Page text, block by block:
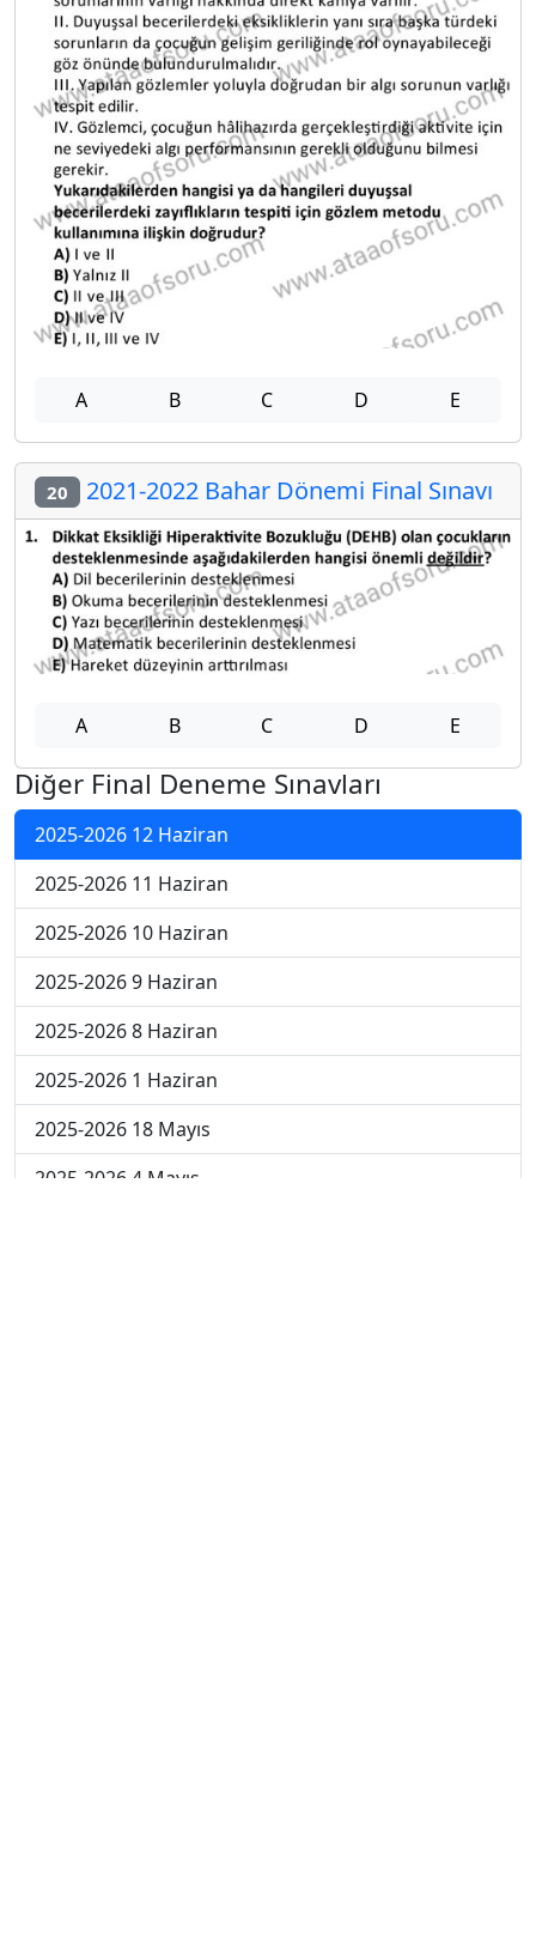
A B C D E
20 2021-2022 Bahar Dönemi Final Sınavı
A B C D E
Diğer Final Deneme Sınavları
2025-2026 12 Haziran
2025-2026 11 Haziran
2025-2026 10 Haziran
2025-2026 9 Haziran
2025-2026 8 Haziran
2025-2026 1 Haziran
2025-2026 18 Mayıs
2025-2026 4 Mayıs